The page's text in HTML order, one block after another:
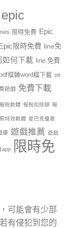
epic
限時免費 Epic
限時免費 line免
如何下載
line 免費
pdf檔轉word檔下載 ptt
遊戲 免費下載
稅軟體 報稅扣除額 報
特效軟體 星巴克優惠
庫 遊戲推薦 遊戲
app
限時免
可能會有少部
有侵犯到您的